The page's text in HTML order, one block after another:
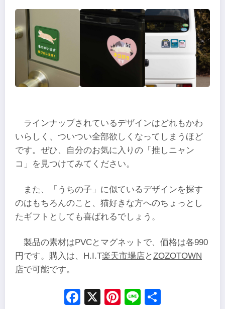
ラインナップされているデザインはどれもかわ
いらしく、ついつい全部欲しくなってしまうほど
です。ぜひ、自分のお気に入りの「推しニャン
コ」を見つけてみてください。
また、「うちの子」に似ているデザインを探す
のはもちろんのこと、猫好きな方へのちょっとし
たギフトとしても喜ばれるでしょう。
製品の素材はPVCとマグネットで、価格は各990
円です。購入は、H.I.T楽天市場店 とZOZOTOWN
店で可能です。
Facebook
X Pinterest
Line